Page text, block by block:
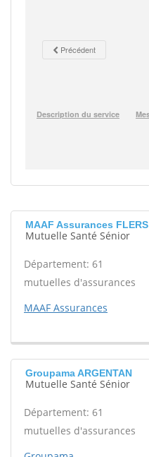
MAAF Assurances FLERS
Mutuelle Santé Sénior
Département: 61
mutuelles d'assurances
MAAF Assurances
Groupama ARGENTAN
Mutuelle Santé Sénior
Département: 61
mutuelles d'assurances